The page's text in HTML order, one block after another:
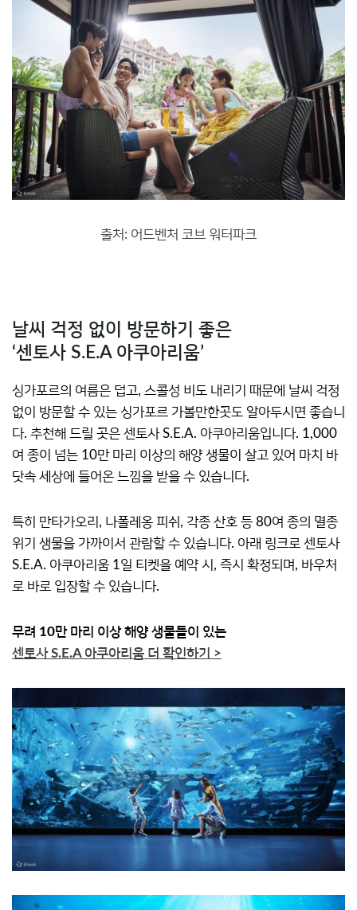
출처: 어드벤처 코브 워터파크
날씨 걱정 없이 방문하기 좋은
‘센토사 S.E.A 아쿠아리움’
싱가포르의 여름은 덥고, 스콜성 비도 내리기 때문에 날씨 걱정
없이 방문할 수 있는 싱가포르 가볼만한곳도 알아두시면 좋습니
다. 추천해 드릴 곳은 센토사 S.E.A. 아쿠아리움입니다. 1,000
여 종이 넘는 10만 마리 이상의 해양 생물이 살고 있어 마치 바
닷속 세상에 들어온 느낌을 받을 수 있습니다.
특히 만타가오리, 나폴레옹 피쉬, 각종 산호 등 80여 종의 멸종
위기 생물을 가까이서 관람할 수 있습니다. 아래 링크로 센토사
S.E.A. 아쿠아리움 1일 티켓을 예약 시, 즉시 확정되며, 바우처
로 바로 입장할 수 있습니다.
무려 10만 마리 이상 해양 생물들이 있는
센토사 S.E.A 아쿠아리움 더 확인하기 >